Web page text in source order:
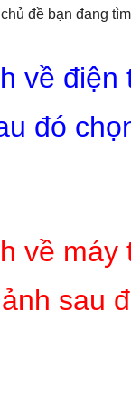
đề bạn đang
về điện
đó
về máy
sau